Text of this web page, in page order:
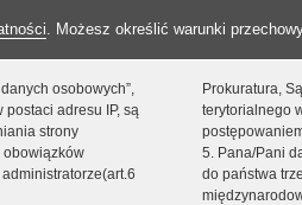
. Możesz określić warunki
osobowych”,
adresu IP, są
strony
obowiązków
Prokuratura,
terytorialnego
5. Pana/Pani
do państwa